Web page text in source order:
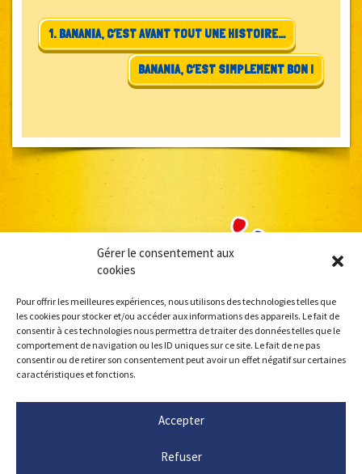
Gérer le consentement aux
cookies
Pour offrir les meilleures expériences, nous utilisons des technologies telles que
les cookies pour stocker et/ou accéder aux informations des appareils. Le fait de
consentir à ces technologies nous permettra de traiter des données telles que le
comportement de navigation ou les ID uniques sur ce site. Le fait de ne pas
consentir ou de retirer son consentement peut avoir un effet négatif sur certaines
caractéristiques et fonctions.
Accepter
Refuser
1. BANANIA, C’EST AVANT TOUT UNE HISTOIRE…
BANANIA, C’EST SIMPLEMENT BON !